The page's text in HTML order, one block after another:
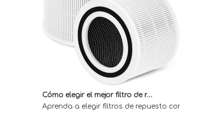
Aprenda a elegir filtros de repuesto compatibles